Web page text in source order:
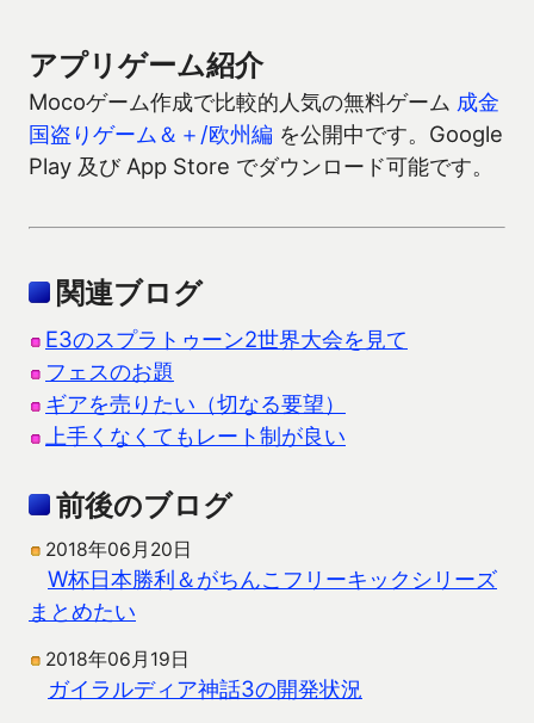
アプリゲーム紹介
Mocoゲーム作成で比較的人気の無料ゲーム 成金
国盗りゲーム＆＋/欧州編 を公開中です。Google
Play 及び App Store でダウンロード可能です。
関連ブログ
E3のスプラトゥーン2世界大会を見て
フェスのお題
ギアを売りたい（切なる要望）
上手くなくてもレート制が良い
前後のブログ
2018年06月20日
W杯日本勝利＆がちんこフリーキックシリーズ
まとめたい
2018年06月19日
ガイラルディア神話3の開発状況